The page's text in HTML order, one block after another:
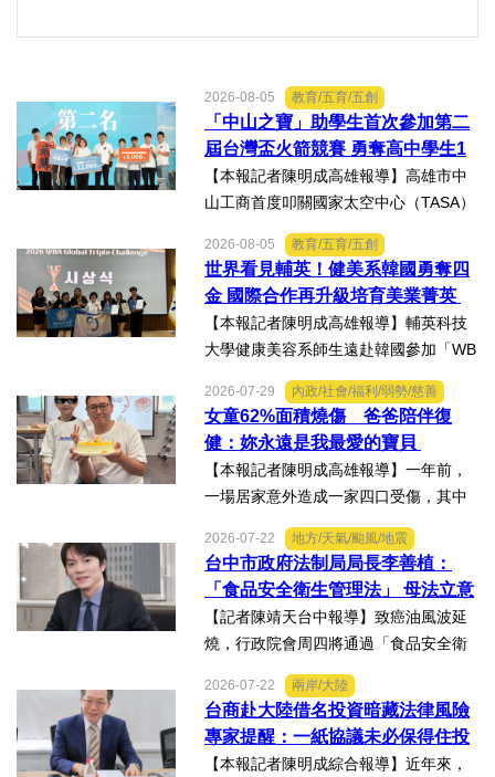
2026-08-05 教育/五育/五創
「中山之寶」助學生首次參加第二
屆台灣盃火箭競賽 勇奪高中學生1
K組亞軍
【本報記者陳明成高雄報導】高雄市中
山工商首度叩關國家太空中心（TASA）
一路過關斬將，順利完成火箭發射，並
將全箭完整回收，勇奪高中學生1K組亞
軍，表現亮眼。陳國清...
2026-08-05 教育/五育/五創
世界看見輔英！健美系韓國勇奪四
金 國際合作再升級培育美業菁英
【本報記者陳明成高雄報導】輔英科技
大學健康美容系師生遠赴韓國參加「WB
賽」及「2026WBAGlobalTripleChallen
ge全球美學現場賽」，展現紮實專業實
力，師生聯手勇奪四金、...
2026-07-29 內政/社會/福利/弱勢/慈善
女童62%面積燒傷 爸爸陪伴復
健：妳永遠是我最愛的寶貝
【本報記者陳明成高雄報導】一年前，
一場居家意外造成一家四口受傷，其中
燒傷，在加護病房搶救超過兩個月，並
歷經在陽光基金會近一年的漫長復復健
及陪伴下，芸芸將於八月重返...
2026-07-22 地方/天氣/颱風/地震
台中市政府法制局局長李善植：
「食品安全衛生管理法」 母法立意
良善但子法標準過於寬鬆、處罰欠
缺嚇阻力、第一線缺乏足夠的人力
【記者陳靖天台中報導】致癌油風波延
燒，行政院會周四將通過「食品安全衛
說明十大修法重點，其中增訂地方主管
機關風險導向查核機制、強化業者異常
通報責任及加重通報不實處...
2026-07-22 兩岸/大陸
台商赴大陸借名投資暗藏法律風險
專家提醒：一紙協議未必保得住投
資權益
【本報記者陳明成綜合報導】近年來，